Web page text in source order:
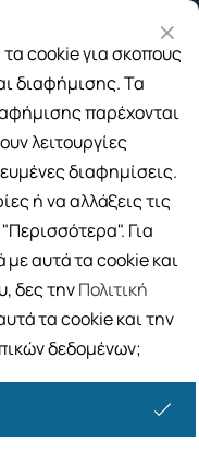
αγορές άνω των 49€
Amvis
cookie για σκοπούς
διαφήμισης. Τα
παρέχονται
λειτουργίες
διαφημίσεις.
ή να αλλάξεις τις
Για
αυτά τα cookie και
δες τηνΠολιτική
τα cookie και την
δεδομένων;